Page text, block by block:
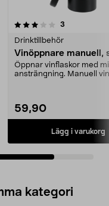
3
Drinktillbehör
Vinöppnare manuell,
Öppnar vinflaskor med
ansträngning. Manuell
59,90
Lägg i varukorg
kategori